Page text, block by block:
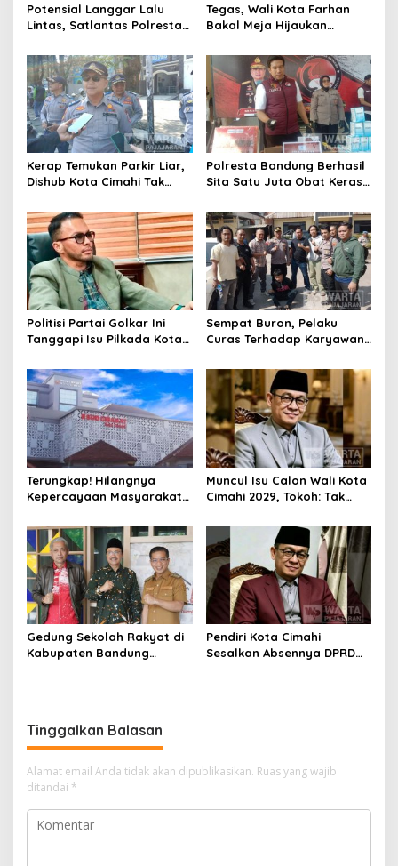
Potensial Langgar Lalu
Lintas, Satlantas Polresta
Motor Berknalpot Brong
Tegas, Wali Kota Farhan
Bakal Meja Hijaukan
Riau
Kerap Temukan Parkir Liar,
Dishub Kota Cimahi Tak
Pembinaan
Polresta Bandung Berhasil
Sita Satu Juta Obat Keras
Kasus Narkoba
Politisi Partai Golkar Ini
Tanggapi Isu Pilkada Kota
Sempat Buron, Pelaku
Curas Terhadap Karyawan
Ditangkap Polisi
Terungkap! Hilangnya
Kepercayaan Masyarakat
Rebranding RSUD Cibabat
Muncul Isu Calon Wali Kota
Cimahi 2029, Tokoh: Tak
Legitimasi Parpol
Gedung Sekolah Rakyat di
Kabupaten Bandung
Pendiri Kota Cimahi
Sesalkan Absennya DPRD
Tinggalkan Balasan
Alamat email Anda tidak akan dipublikasikan. Ruas yang wajib
ditandai *